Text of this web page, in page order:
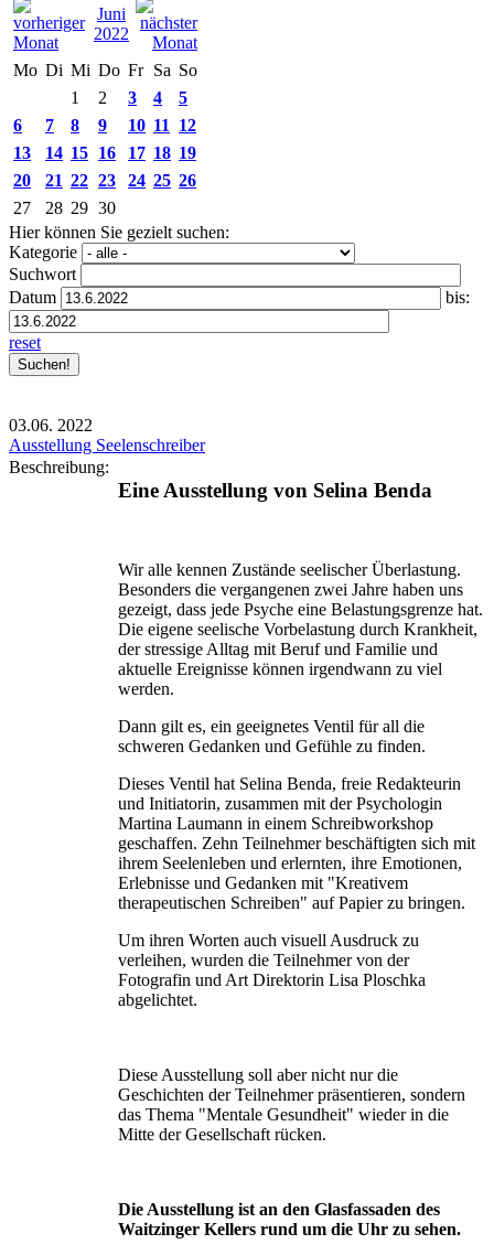
Juni
2022
Mo Di Mi Do Fr Sa So
1
2 3 4
5
6
7 8 9 10 11
12
13
14 15 16 17 18 19
20
21 22 23 24 25 26
27
28 29 30
Hier können Sie gezielt suchen:
Kategorie
Suchwort
Datum
bis:
reset
03.06. 2022
Ausstellung Seelenschreiber
Beschreibung:
Eine Ausstellung von Selina Benda
Wir alle kennen Zustände seelischer Überlastung.
Besonders die vergangenen zwei Jahre haben uns
gezeigt, dass jede Psyche eine Belastungsgrenze hat.
Die eigene seelische Vorbelastung durch Krankheit,
der stressige Alltag mit Beruf und Familie und
aktuelle Ereignisse können irgendwann zu viel
werden.
Dann gilt es, ein geeignetes Ventil für all die
schweren Gedanken und Gefühle zu finden.
Dieses Ventil hat Selina Benda, freie Redakteurin
und Initiatorin, zusammen mit der Psychologin
Martina Laumann in einem Schreibworkshop
geschaffen. Zehn Teilnehmer beschäftigten sich mit
ihrem Seelenleben und erlernten, ihre Emotionen,
Erlebnisse und Gedanken mit "Kreativem
therapeutischen Schreiben" auf Papier zu bringen.
Um ihren Worten auch visuell Ausdruck zu
verleihen, wurden die Teilnehmer von der
Fotografin und Art Direktorin Lisa Ploschka
abgelichtet.
Diese Ausstellung soll aber nicht nur die
Geschichten der Teilnehmer präsentieren, sondern
das Thema "Mentale Gesundheit" wieder in die
Mitte der Gesellschaft rücken.
Die Ausstellung ist an den Glasfassaden des
Waitzinger Kellers rund um die Uhr zu sehen.